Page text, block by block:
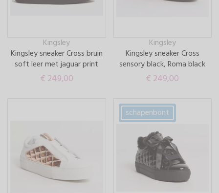
Kingsley
Kingsley sneaker Cross bruin
soft leer met jaguar print
€ 249,00
Kingsley
Kingsley sneaker Cross
sensory black, Roma black
€ 249,00
schapenbont